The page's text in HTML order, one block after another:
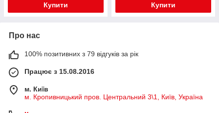
Купити Купити
Про нас
100% позитивних з 79 відгуків за рік
Працює з 15.08.2016
м. Київ
м. Кропивницький пров. Центральний 3\1, Київ, Україна